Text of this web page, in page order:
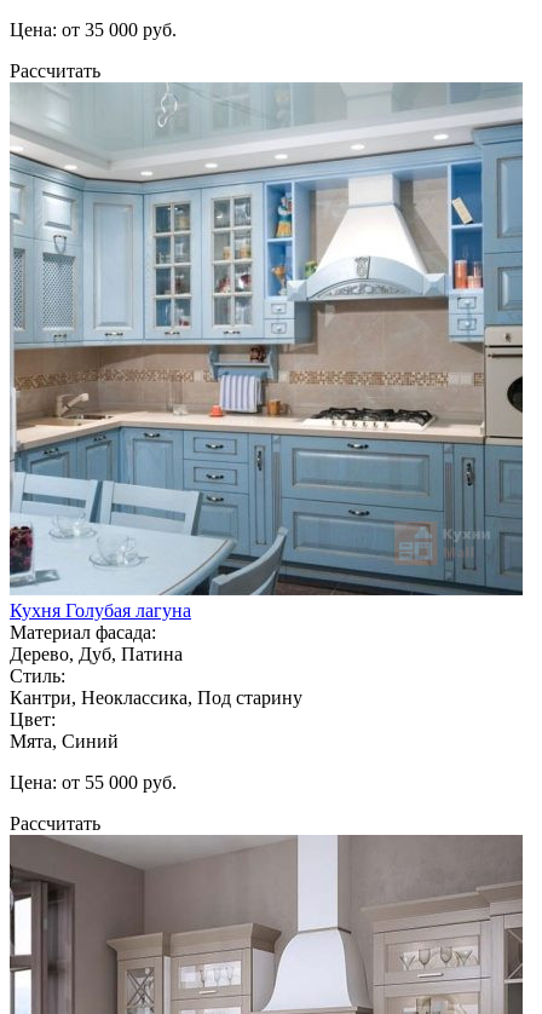
Цена: от 35 000 руб.
Рассчитать
Кухня Голубая лагуна
Материал фасада:
Дерево, Дуб, Патина
Стиль:
Кантри, Неоклассика, Под старину
Цвет:
Мята, Синий
Цена: от 55 000 руб.
Рассчитать